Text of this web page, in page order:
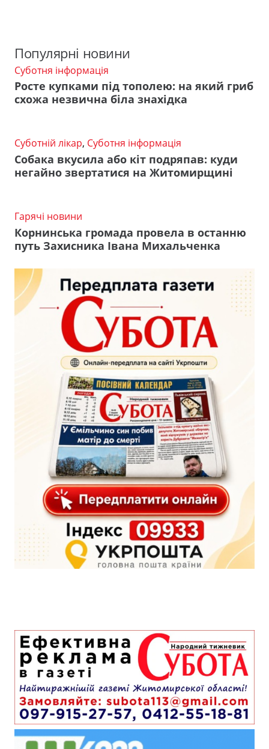
Популярні новини
Суботня інформація
Росте купками під тополею: на який гриб
схожа незвична біла знахідка
Суботній лікар, Суботня інформація
Собака вкусила або кіт подряпав: куди
негайно звертатися на Житомирщині
Гарячі новини
Корнинська громада провела в останню
путь Захисника Івана Михальченка